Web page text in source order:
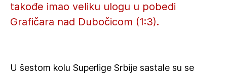
takođe imao veliku ulogu u pobedi
Grafičara nad Dubočicom (1:3).
U šestom kolu Superlige Srbije sastale su se